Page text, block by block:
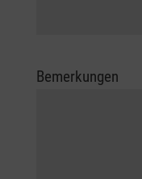
Bemerkungen